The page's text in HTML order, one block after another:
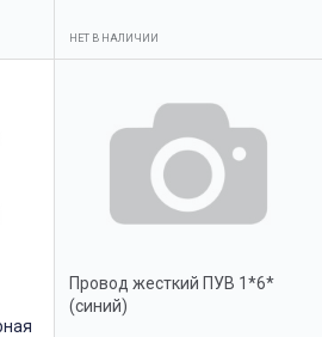
НЕТ В НАЛИЧИИ
Провод жесткий ПУВ 1*6*
(синий)